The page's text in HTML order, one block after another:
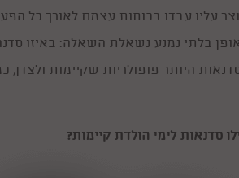
עליו עבדו בכוחות עצמם לאורך כל
בלתי נמנע נשאלת השאלה: באיזו
היותר פופולריות שקיימות ולצדן,
סדנאות לימי הולדת קיימות?